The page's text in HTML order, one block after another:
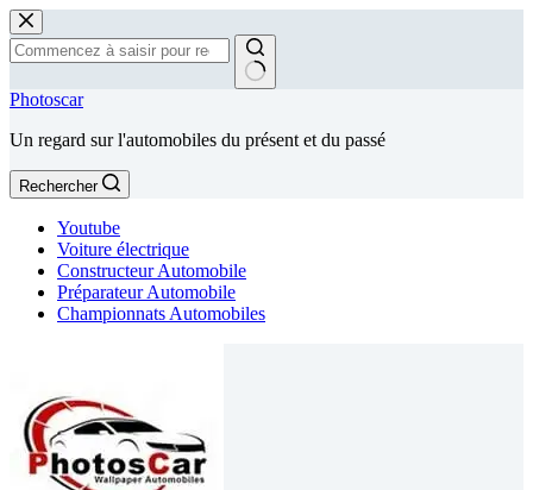
Passer
au
contenu
Aucun
Photoscar
Un regard sur l'automobiles du présent et du passé
Rechercher
Youtube
Voiture électrique
Constructeur Automobile
Préparateur Automobile
Championnats Automobiles